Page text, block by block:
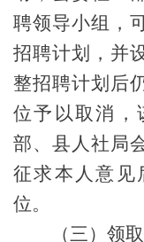
聘领导小组，
招聘计划，并
整招聘计划后
位予以取消，
部、县人社局
征求本人意见
位。
（三） 领